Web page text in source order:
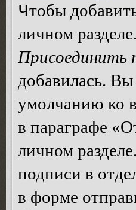
Чтобы
личном
Присоединить
добавилась.
умолчанию ко
в параграфе
личном
подписи в
в форме